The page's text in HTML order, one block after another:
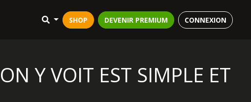
SHOP DEVENIR PREMIUM CONNEXION
Y VOIT EST SIMPLE ET